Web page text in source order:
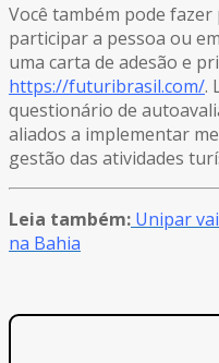
Você também pode fazer
participar a pessoa ou
uma carta de adesão e
https://futuribrasil.com/.
questionário de
aliados a implementar
gestão das atividades
Leia também: Unipar
na Bahia